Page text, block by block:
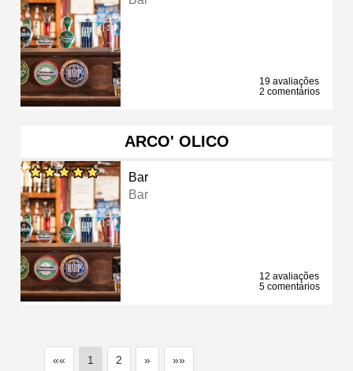
19 avaliações
2 comentários
ARCO' OLICO
Bar
Bar
12 avaliações
5 comentários
«« 1 2 » »»